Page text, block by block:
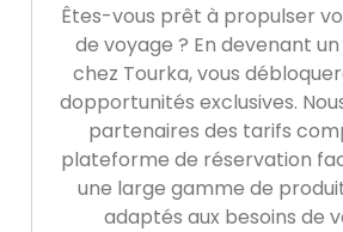
Êtes-vous prêt à propulser
de voyage ? En devenant
chez Tourka, vous
dopportunités exclusives.
partenaires des tarifs
plateforme de réservation
une large gamme de
adaptés aux besoins de